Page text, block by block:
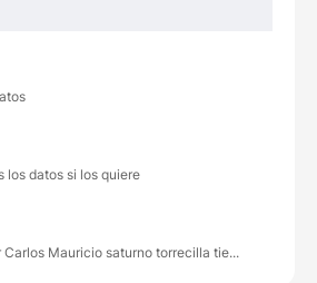
los datos si los quiere
Carlos Mauricio saturno torrecilla tie...